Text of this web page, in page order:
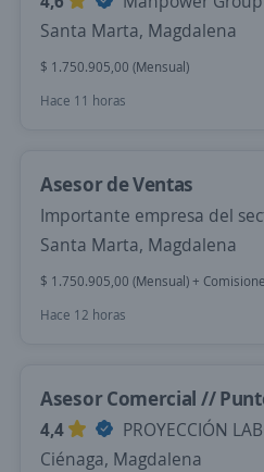
Santa Marta, Magdalena
$ 1.750.905,00 (Mensual)
Hace 11 horas
Asesor de Ventas
Importante empresa del
Santa Marta, Magdalena
$ 1.750.905,00 (Mensual) +
Hace 12 horas
Asesor Comercial //
4,4
PROYECCIÓN
Ciénaga, Magdalena